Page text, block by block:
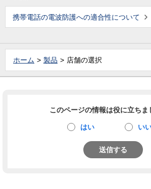
携帯電話の電波防護への適合性について
ホーム 製品 店舗の選択
このページの情報は役に立ちま
はい い
送信する